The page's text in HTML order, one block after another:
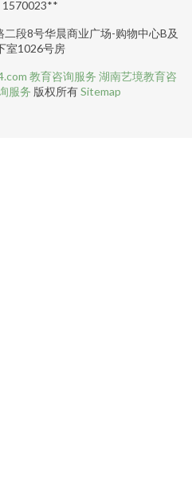
1570023**
段8号华晨商业广场-购物中心B及
室1026号房
教育咨询服务 湖南艺境教育咨
服务 版权所有Sitemap